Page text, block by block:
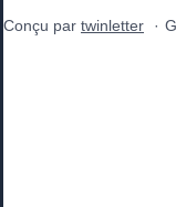
Conçu par twinletter